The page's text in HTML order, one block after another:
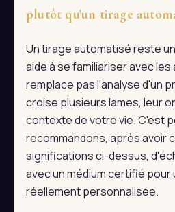
plutôt qu'un tirage
Un tirage automatisé reste
aide à se familiariser avec les
remplace pas l'analyse d'un
croise plusieurs lames, leur
contexte de votre vie. C'est
recommandons, après avoir
significations ci-dessus,
avec un médium certifié
réellement personnalisée.